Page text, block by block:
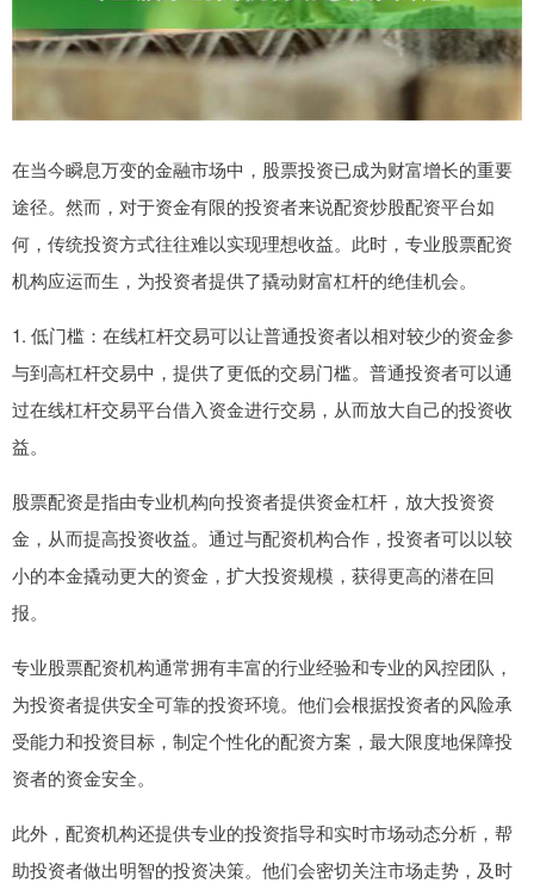
在当今瞬息万变的金融市场中，股票投资已成为财富增长的重要
途径。然而，对于资金有限的投资者来说配资炒股配资平台如
何，传统投资方式往往难以实现理想收益。此时，专业股票配资
机构应运而生，为投资者提供了撬动财富杠杆的绝佳机会。
1. 低门槛：在线杠杆交易可以让普通投资者以相对较少的资金参
与到高杠杆交易中，提供了更低的交易门槛。普通投资者可以通
过在线杠杆交易平台借入资金进行交易，从而放大自己的投资收
益。
股票配资是指由专业机构向投资者提供资金杠杆，放大投资资
金，从而提高投资收益。通过与配资机构合作，投资者可以以较
小的本金撬动更大的资金，扩大投资规模，获得更高的潜在回
报。
专业股票配资机构通常拥有丰富的行业经验和专业的风控团队，
为投资者提供安全可靠的投资环境。他们会根据投资者的风险承
受能力和投资目标，制定个性化的配资方案，最大限度地保障投
资者的资金安全。
此外，配资机构还提供专业的投资指导和实时市场动态分析，帮
助投资者做出明智的投资决策。他们会密切关注市场走势，及时